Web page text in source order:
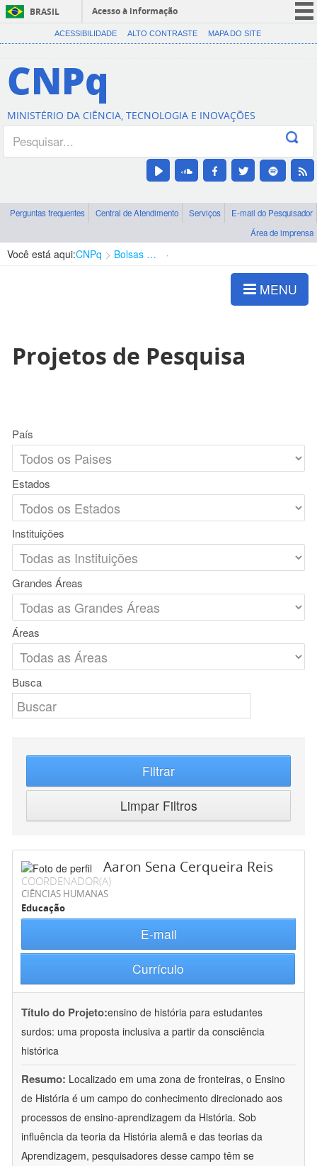
BRASIL
Acesso à informação
CORONAVÍRUS (COVID-19)
Canais
ACESSIBILIDADE ALTO CONTRASTE MAPA DO SITE
CNPq
MINISTÉRIO DA CIÊNCIA, TECNOLOGIA E INOVAÇÕES
Perguntas frequentes Central de Atendimento Serviços
E-mail do Pesquisador
Área de imprensa
Você está aqui:CNPq Bolsas e Auxílios Vigentes
MENU
Projetos de Pesquisa
País
Estados
Instituições
Grandes Áreas
Áreas
Busca
Filtrar
Limpar Filtros
Aaron Sena Cerqueira Reis
COORDENADOR(A)
CIÊNCIAS HUMANAS
Educação
E-mail
Currículo
Título do Projeto:ensino de história para estudantes
surdos: uma proposta inclusiva a partir da consciência
histórica
Resumo: Localizado em uma zona de fronteiras, o Ensino
de História é um campo do conhecimento direcionado aos
processos de ensino-aprendizagem da História. Sob
influência da teoria da História alemã e das teorias da
Aprendizagem, pesquisadores desse campo têm se